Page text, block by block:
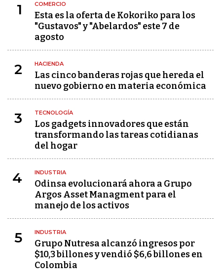
1 COMERCIO
Esta es la oferta de Kokoriko para los
"Gustavos" y "Abelardos" este 7 de
agosto
2 HACIENDA
Las cinco banderas rojas que hereda el
nuevo gobierno en materia económica
3 TECNOLOGÍA
Los gadgets innovadores que están
transformando las tareas cotidianas
del hogar
4 INDUSTRIA
Odinsa evolucionará ahora a Grupo
Argos Asset Managment para el
manejo de los activos
5 INDUSTRIA
Grupo Nutresa alcanzó ingresos por
$10,3 billones y vendió $6,6 billones en
Colombia